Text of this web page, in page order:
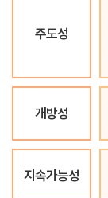
주도성
개방성
지속가능성